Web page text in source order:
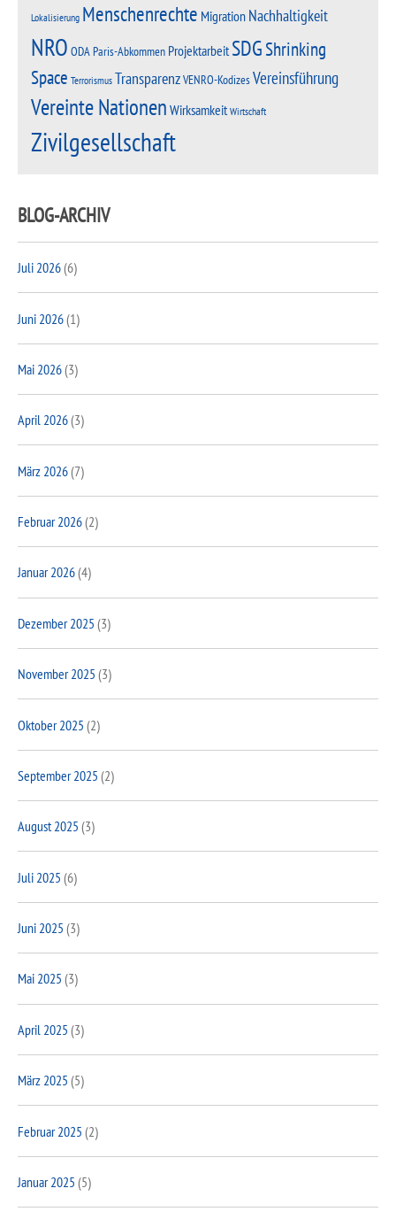
Lokalisierung Menschenrechte Migration Nachhaltigkeit
NRO ODAParis-Abkommen ProjektarbeitSDGShrinking
Space TerrorismusTransparenzVENRO-KodizesVereinsführung
Vereinte Nationen Wirksamkeit Wirtschaft
Zivilgesellschaft
BLOG-ARCHIV
Juli 2026(6)
Juni 2026(1)
Mai 2026(3)
April 2026(3)
März 2026(7)
Februar 2026(2)
Januar 2026(4)
Dezember 2025 (3)
November 2025 (3)
Oktober 2025 (2)
September 2025 (2)
August 2025 (3)
Juli 2025 (6)
Juni 2025 (3)
Mai 2025 (3)
April 2025 (3)
März 2025 (5)
Februar 2025 (2)
Januar 2025 (5)